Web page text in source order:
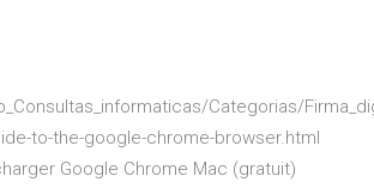
Categorias/
to-the-google-chrome-browser.html
Google Chrome Mac (gratuit)